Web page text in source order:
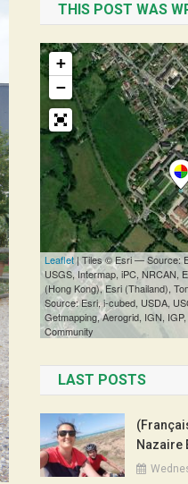
THIS POST WAS
LAST POSTS
Nazaire